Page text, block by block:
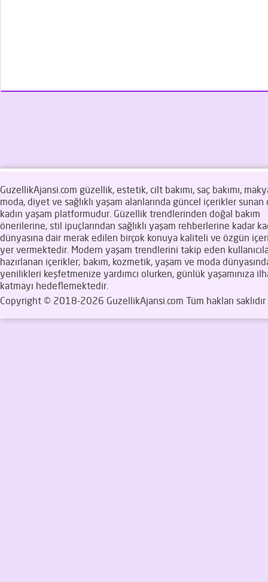
GuzellikAjansi.com güzellik, estetik, cilt bakımı, saç bakımı,
moda, diyet ve sağlıklı yaşam alanlarında güncel içerikler
kadın yaşam platformudur. Güzellik trendlerinden doğal bakım
önerilerine, stil ipuçlarından sağlıklı yaşam rehberlerine kadar
dünyasına dair merak edilen birçok konuya kaliteli ve özgün
yer vermektedir. Modern yaşam trendlerini takip eden
hazırlanan içerikler; bakım, kozmetik, yaşam ve moda
yenilikleri keşfetmenize yardımcı olurken, günlük yaşamınıza
katmayı hedeflemektedir.
Copyright © 2018-2026 GuzellikAjansi.com Tüm hakları saklıdır